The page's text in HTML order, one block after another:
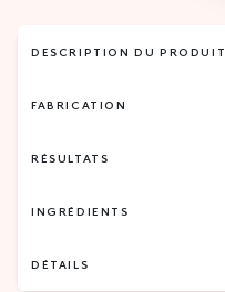
DESCRIPTION DU PRODUIT
FABRICATION
RÉSULTATS
INGRÉDIENTS
DÉTAILS